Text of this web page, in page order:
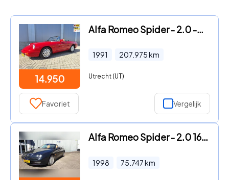
14.950
Alfa Romeo Spider - 2.0 -origineel NL met NAP
1991 207.975km
Utrecht (UT)
Favoriet Vergelijk
Alfa Romeo Spider - 2.0 16VTwin Spark
1998 75.747km